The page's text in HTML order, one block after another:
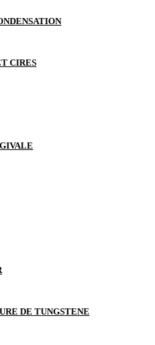
CIRES
DE TUNGSTENE